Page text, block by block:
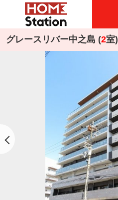
グレースリバー中之島 (2室)